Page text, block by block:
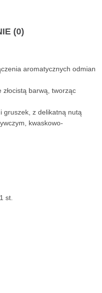
(0)
aromatycznych odmian
barwą, tworząc
gruszek, z delikatną nutą
kwaskowo-
st.